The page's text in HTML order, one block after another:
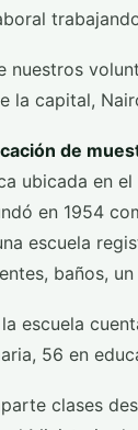
nuestros
la capital,
de
ubicada en
en 1954
escuela
baños,
escuela
56 en
clases